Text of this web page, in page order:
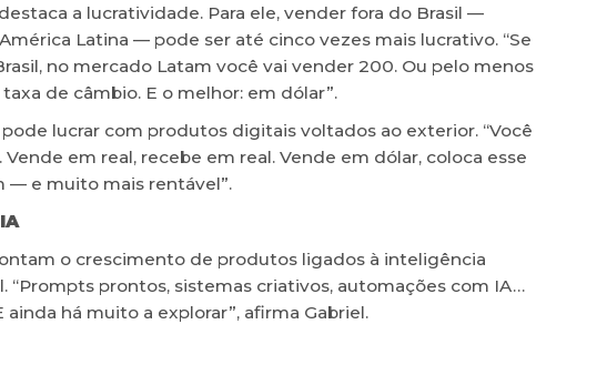
a lucratividade. Para ele, vender fora do Brasil —
Latina — pode ser até cinco vezes mais lucrativo. “Se
no mercado Latam você vai vender 200. Ou pelo menos
de câmbio. E o melhor: em dólar”.
lucrar com produtos digitais voltados ao exterior. “Você
em real, recebe em real. Vende em dólar, coloca esse
— e muito mais rentável”.
o crescimento de produtos ligados à inteligência
prontos, sistemas criativos, automações com IA…
há muito a explorar”, afirma Gabriel.